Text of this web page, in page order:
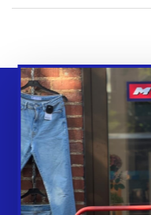
Webbshop
Butiker
Lämna in
Vårt överskott